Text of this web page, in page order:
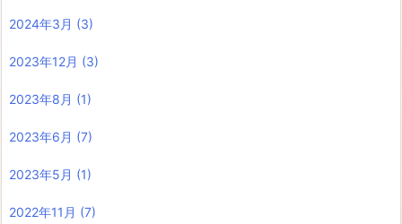
2024年3月 (3)
2023年12月 (3)
2023年8月 (1)
2023年6月 (7)
2023年5月 (1)
2022年11月 (7)